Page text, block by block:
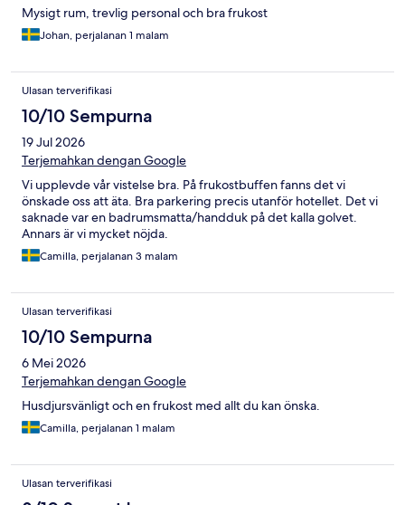
Mysigt rum, trevlig personal och bra frukost
Johan, perjalanan 1 malam
Ulasan terverifikasi
10/10 Sempurna
19 Jul 2026
Terjemahkan dengan Google
Vi upplevde vår vistelse bra. På frukostbuffen fanns det vi
önskade oss att äta. Bra parkering precis utanför hotellet. Det vi
saknade var en badrumsmatta/handduk på det kalla golvet.
Annars är vi mycket nöjda.
Camilla, perjalanan 3 malam
Ulasan terverifikasi
10/10 Sempurna
6 Mei 2026
Terjemahkan dengan Google
Husdjursvänligt och en frukost med allt du kan önska.
Camilla, perjalanan 1 malam
Ulasan terverifikasi